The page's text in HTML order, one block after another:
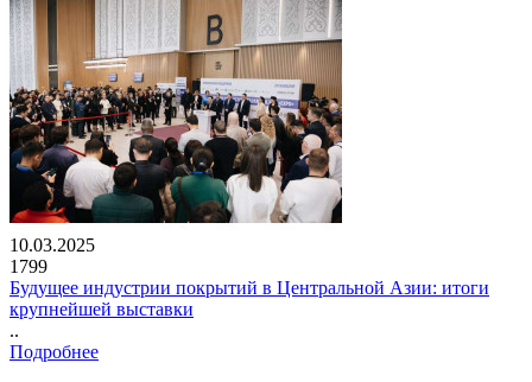
10.03.2025
1799
Будущее индустрии покрытий в Центральной Азии: итоги
крупнейшей выставки
..
Подробнее